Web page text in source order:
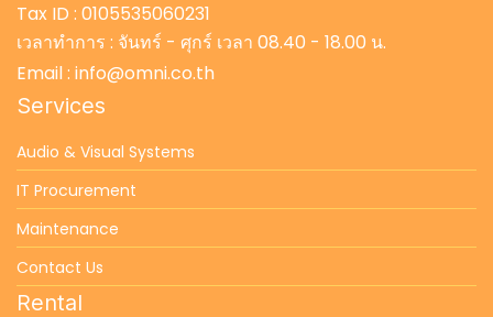
Tax ID : 0105535060231
เวลาทำการ : จันทร์ - ศุกร์ เวลา 08.40 - 18.00 น.
Email : info@omni.co.th
Services
Audio & Visual Systems
IT Procurement
Maintenance
Contact Us
Rental